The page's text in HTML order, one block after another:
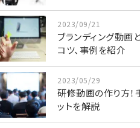
2023/09/21
ブランディング動画
コツ、事例を紹介
2023/05/29
研修動画の作り方！
ットを解説